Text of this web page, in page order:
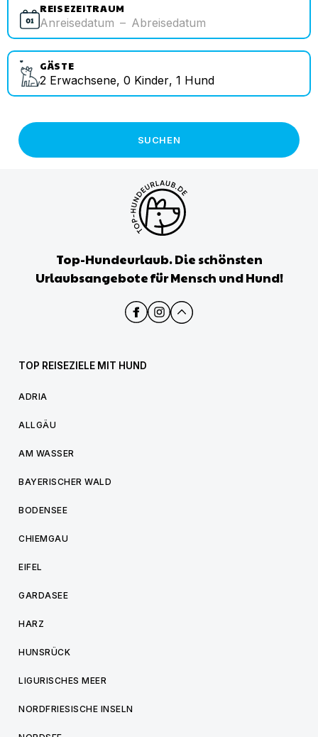
REISEZEITRAUM
Anreisedatum – Abreisedatum
GÄSTE
2 Erwachsene, 0 Kinder, 1 Hund
SUCHEN
Top-Hundeurlaub. Die schönsten
Urlaubsangebote für Mensch und Hund!
TOP REISEZIELE MIT HUND
ADRIA
ALLGÄU
AM WASSER
BAYERISCHER WALD
BODENSEE
CHIEMGAU
EIFEL
GARDASEE
HARZ
HUNSRÜCK
LIGURISCHES MEER
NORDFRIESISCHE INSELN